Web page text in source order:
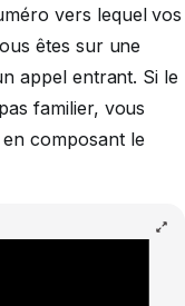
vers lequel vos
êtes sur une
appel entrant. Si le
familier, vous
composant le